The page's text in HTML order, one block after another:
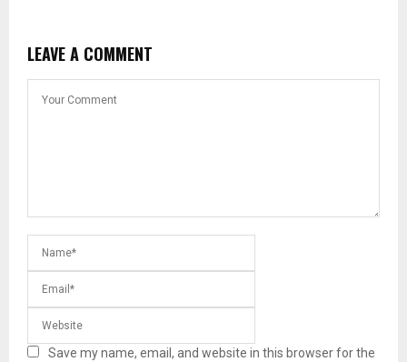
LEAVE A COMMENT
Save my name, email, and website in this browser for the